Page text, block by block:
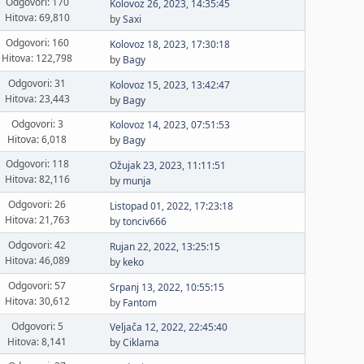
Hitova: 69,810
Kolovoz 26, 2023, 14:35:45
bySaxi
Odgovori: 160
Hitova: 122,798
Kolovoz 18, 2023, 17:30:18
by Bagy
Odgovori: 31
Hitova: 23,443
Kolovoz 15, 2023, 13:42:47
by Bagy
Odgovori: 3
Hitova: 6,018
Kolovoz 14, 2023, 07:51:53
by Bagy
Odgovori: 118
Hitova: 82,116
Ožujak 23, 2023, 11:11:51
by munja
Odgovori: 26
Hitova: 21,763
Listopad 01, 2022, 17:23:18
bytonciv666
Odgovori: 42
Hitova: 46,089
Rujan 22, 2022, 13:25:15
by keko
Odgovori: 57
Hitova: 30,612
Srpanj 13, 2022, 10:55:15
by Fantom
Odgovori: 5
Hitova: 8,141
Veljača 12, 2022, 22:45:40
byCiklama